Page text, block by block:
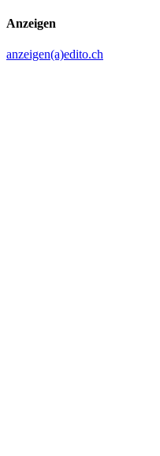
Anzeigen
anzeigen(a)edito.ch